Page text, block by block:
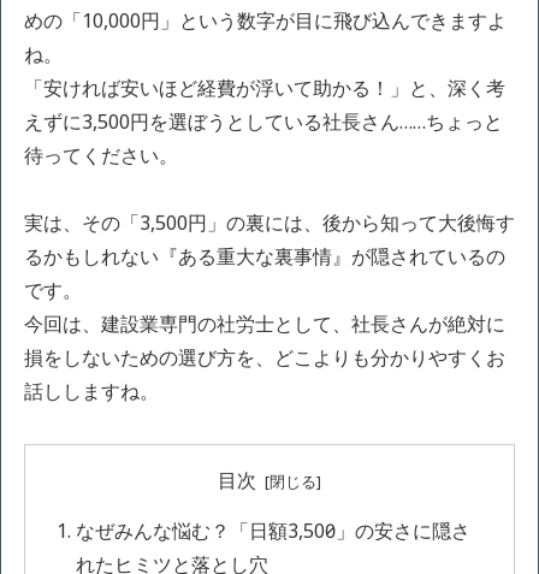
めの「10,000円」という数字が目に飛び込んできますよ
ね。
「安ければ安いほど経費が浮いて助かる！」と、深く考
えずに3,500円を選ぼうとしている社長さん……ちょっと
待ってください。
実は、その「3,500円」の裏には、後から知って大後悔す
るかもしれない『ある重大な裏事情』が隠されているの
です。
今回は、建設業専門の社労士として、社長さんが絶対に
損をしないための選び方を、どこよりも分かりやすくお
話ししますね。
目次
なぜみんな悩む？「日額3,500円」の安さに隠さ
れたヒミツと落とし穴